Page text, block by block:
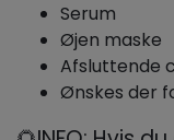
Serum
Øjen maske
Afsluttende
Ønskes der